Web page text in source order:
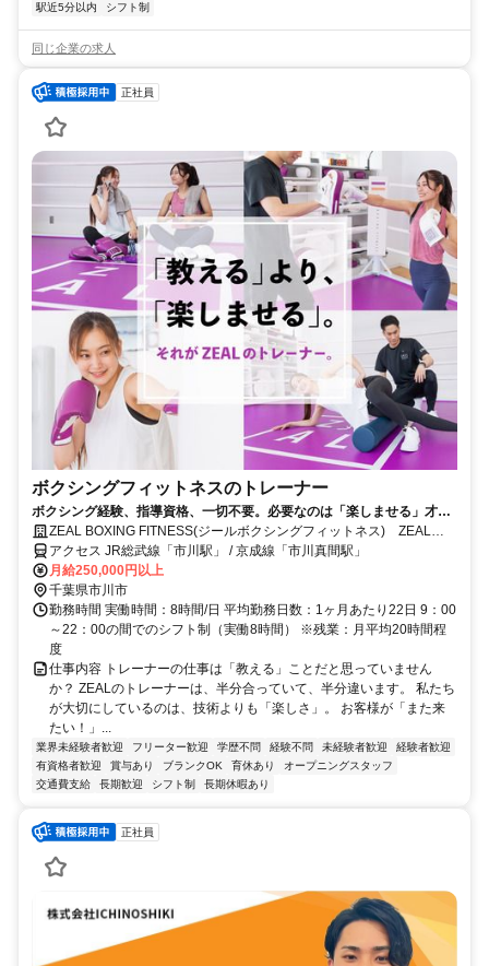
駅近5分以内
シフト制
同じ企業の求人
正社員
ボクシングフィットネスのトレーナー
ボクシング経験、指導資格、一切不要。必要なのは「楽しませる」才
能。【フィットネストレーナー】
ZEAL BOXING FITNESS(ジールボクシングフィットネス) ZEAL
BOXING FITNESS 市川真間店
アクセス JR総武線「市川駅」 / 京成線「市川真間駅」
月給250,000円以上
千葉県市川市
勤務時間 実働時間：8時間/日 平均勤務日数：1ヶ月あたり22日 9：00
～22：00の間でのシフト制（実働8時間） ※残業：月平均20時間程
度
仕事内容 トレーナーの仕事は「教える」ことだと思っていません
か？ ZEALのトレーナーは、半分合っていて、半分違います。 私たち
が大切にしているのは、技術よりも「楽しさ」。 お客様が「また来
たい！」...
業界未経験者歓迎 フリーター歓迎 学歴不問 経験不問 未経験者歓迎
経験者歓迎
有資格者歓迎
賞与あり ブランクOK 育休あり
オープニングスタッフ
交通費支給
長期歓迎 シフト制 長期休暇あり
正社員